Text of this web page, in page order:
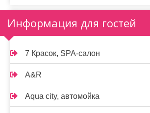
Информация для гостей
7 Красок, SPA-салон
A&R
Aqua city, автомойка